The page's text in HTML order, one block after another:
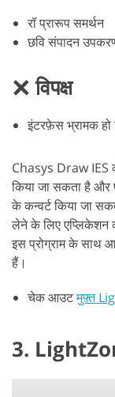
रॉ प्रारूप समर्थन
छवि संपादन
विपक्ष
इंटरफ़ेस भ्रामक
Chasys Draw IES
किया जा सकता है और
के कन्वर्ट किया जा
लेने के लिए एप्लिकेशन
इस प्रोग्राम के साथ
हैं।
चेक आउटमुफ़्त
3.